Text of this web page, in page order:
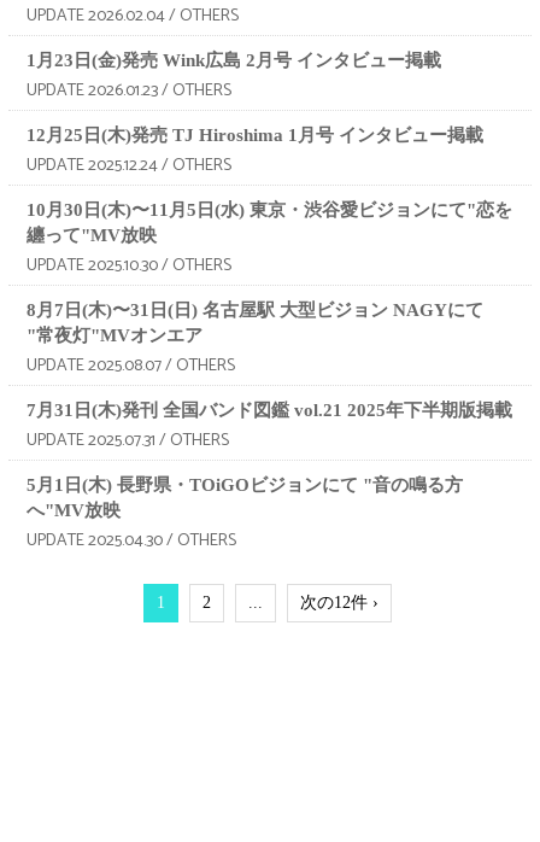
UPDATE 2026.02.04 / OTHERS
1月23日(金)発売 Wink広島 2月号 インタビュー掲載
UPDATE 2026.01.23 / OTHERS
12月25日(木)発売 TJ Hiroshima 1月号 インタビュー掲載
UPDATE 2025.12.24 / OTHERS
10月30日(木)〜11月5日(水) 東京・渋谷愛ビジョンにて"恋を
纏って"MV放映
UPDATE 2025.10.30 / OTHERS
8月7日(木)〜31日(日) 名古屋駅 大型ビジョン NAGYにて
"常夜灯"MVオンエア
UPDATE 2025.08.07 / OTHERS
7月31日(木)発刊 全国バンド図鑑 vol.21 2025年下半期版掲載
UPDATE 2025.07.31 / OTHERS
5月1日(木) 長野県・TOiGOビジョンにて "音の鳴る方
へ"MV放映
UPDATE 2025.04.30 / OTHERS
1 2 次の12件 ›